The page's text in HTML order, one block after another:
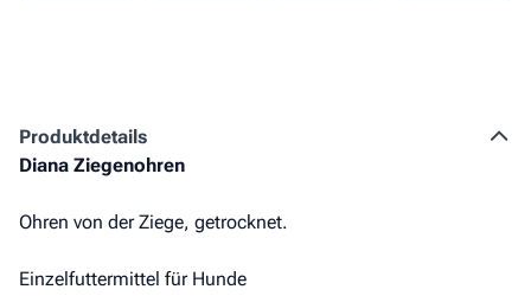
Produkt­details
Diana Ziegenohren
Ohren von der Ziege, getrocknet.
Einzelfuttermittel für Hunde